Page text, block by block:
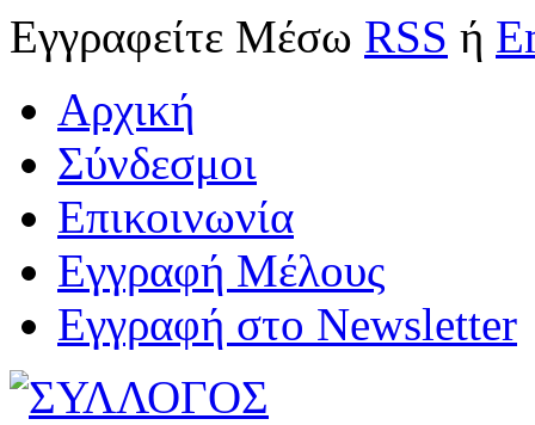
Εγγραφείτε Μέσω RSS ή
Αρχική
Σύνδεσμοι
Επικοινωνία
Εγγραφή Μέλους
Εγγραφή στο Newsletter